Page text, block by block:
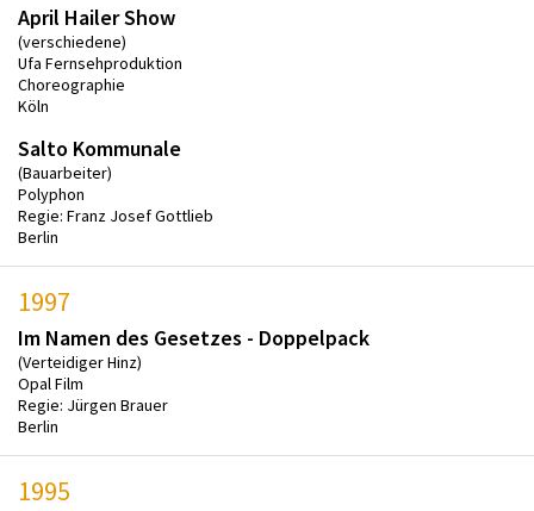
April Hailer Show
(verschiedene)
Ufa Fernsehproduktion
Choreographie
Köln
Salto Kommunale
(Bauarbeiter)
Polyphon
Regie: Franz Josef Gottlieb
Berlin
1997
Im Namen des Gesetzes - Doppelpack
(Verteidiger Hinz)
Opal Film
Regie: Jürgen Brauer
Berlin
1995